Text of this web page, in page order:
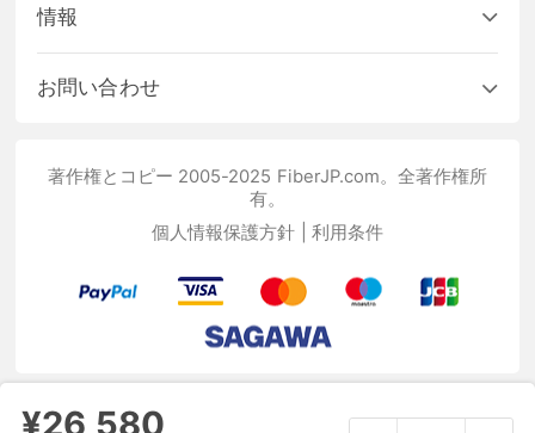
¥26,580
情報
お問い合わせ
著作権とコピー 2005-2025 FiberJP.com。全著作権所
有。
個人情報保護方針
利用条件